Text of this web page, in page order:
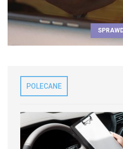
POLECANE